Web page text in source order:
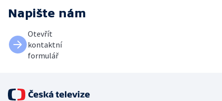
Napište nám
Otevřít
kontaktní
formulář